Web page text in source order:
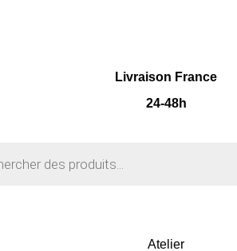
Livraison France
24-48h
Atelier